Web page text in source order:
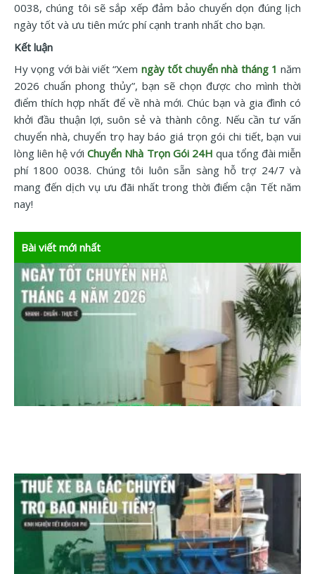
0038, chúng tôi sẽ sắp xếp đảm bảo chuyển dọn đúng lịch
ngày tốt và ưu tiên mức phí cạnh tranh nhất cho bạn.
Kết luận
Hy vọng với bài viết “Xem ngày tốt chuyển nhà tháng 1 năm
2026 chuẩn phong thủy”, bạn sẽ chọn được cho mình thời
điểm thích hợp nhất để về nhà mới. Chúc bạn và gia đình có
khởi đầu thuận lợi, suôn sẻ và thành công. Nếu cần tư vấn
chuyển nhà, chuyển trọ hay báo giá trọn gói chi tiết, bạn vui
lòng liên hệ vớiChuyển Nhà Trọn Gói 24H qua tổng đài miễn
phí 1800 0038. Chúng tôi luôn sẵn sàng hỗ trợ 24/7 và
mang đến dịch vụ ưu đãi nhất trong thời điểm cận Tết năm
nay!
Bài viết mới nhất